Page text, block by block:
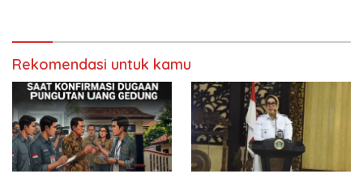
Rekomendasi untuk kamu